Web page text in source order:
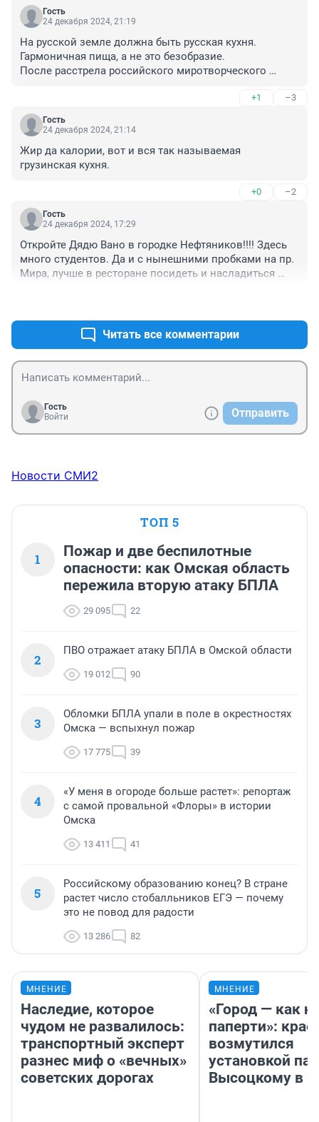
Гость
24 декабря 2024, 21:19
На русской земле должна быть русская кухня.
Гармоничная пища, а не это безобразие.
После расстрела российского миротворческого
исподтишка в августе 2008 года всю грузию запретить
навсегда на территории России.
+1 –3
Гость
24 декабря 2024, 21:14
Жир да калории, вот и вся так называемая
грузинская кухня.
+0 –2
Гость
24 декабря 2024, 17:29
Откройте Дядю Вано в городке Нефтяников!!!! Здесь
много студентов. Да и с нынешними пробками на пр.
Мира, лучше в ресторане посидеть и насладиться
Читать все комментарии
Гость
Войти
Отправить
Новости СМИ2
ТОП 5
1
Пожар и две беспилотные
опасности: как Омская область
пережила вторую атаку БПЛА
29 095 22
2
ПВО отражает атаку БПЛА в Омской области
19 012 90
3
Обломки БПЛА упали в поле в окрестностях
Омска — вспыхнул пожар
17 775 39
4
«У меня в огороде больше растет»: репортаж
с самой провальной «Флоры» в истории
Омска
13 411 41
5
Российскому образованию конец? В стране
растет число стобалльников ЕГЭ — почему
это не повод для радости
13 286 82
МНЕНИЕ
Наследие, которое
чудом не развалилось:
транспортный эксперт
разнес миф о «вечных»
советских дорогах
МНЕНИЕ
«Город — как
паперти»:
возмутился
установкой
Высоцкому в